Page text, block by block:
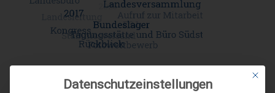
Mit
Datenschutzeinstellungen